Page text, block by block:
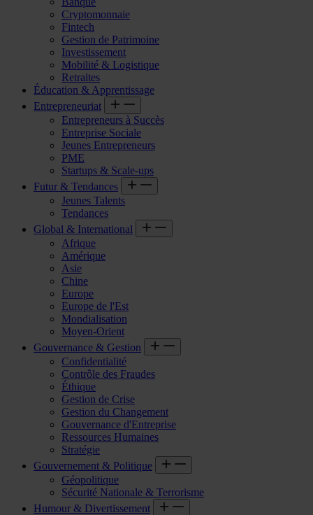
Cryptomonnaie
Fintech
Gestion de Patrimoine
Investissement
Mobilité & Logistique
Retraites
Éducation & Apprentissage
Entrepreneuriat
Entrepreneurs à Succès
Entreprise Sociale
Jeunes Entrepreneurs
PME
Startups & Scale-ups
Futur & Tendances
Jeunes Talents
Tendances
Global & International
Afrique
Amérique
Asie
Chine
Europe
Europe de l'Est
Mondialisation
Moyen-Orient
Gouvernance & Gestion
Confidentialité
Contrôle des Fraudes
Éthique
Gestion de Crise
Gestion du Changement
Gouvernance d'Entreprise
Ressources Humaines
Stratégie
Gouvernement & Politique
Géopolitique
Sécurité Nationale & Terrorisme
Humour & Divertissement